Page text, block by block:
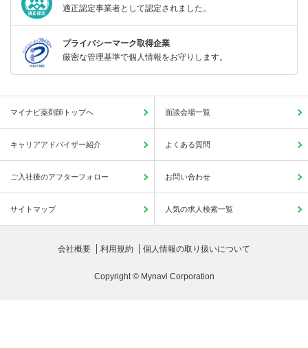
適正認定事業者として認定されました。
プライバシーマーク取得企業
厳密な管理基準で個人情報をお守りします。
マイナビ薬剤師トップへ 面談会場一覧
キャリアアドバイザー紹介 よくある質問
ご入社後のアフターフォロー お問い合わせ
サイトマップ 人気の求人検索一覧
会社概要 利用規約 個人情報の取り扱いについて
Copyright © Mynavi Corporation